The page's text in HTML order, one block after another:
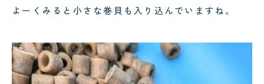
よーくみると小さな巻貝も入り込んでいますね。